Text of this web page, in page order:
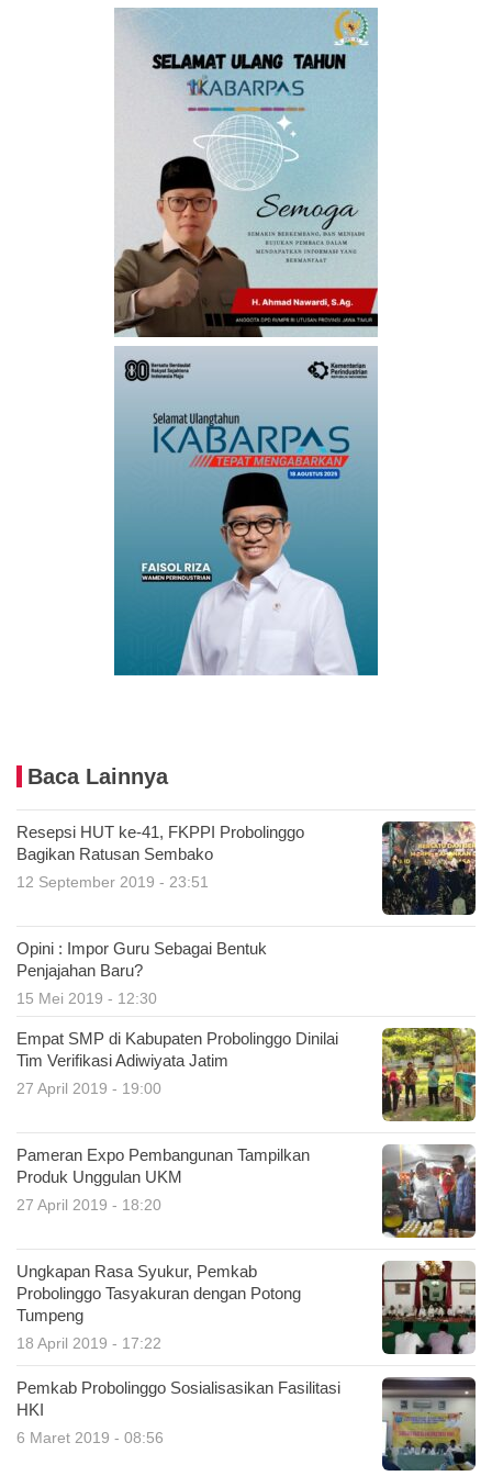
Baca Lainnya
Resepsi HUT ke-41, FKPPI Probolinggo
Bagikan Ratusan Sembako
12 September 2019 - 23:51
Opini : Impor Guru Sebagai Bentuk
Penjajahan Baru?
15 Mei 2019 - 12:30
Empat SMP di Kabupaten Probolinggo Dinilai
Tim Verifikasi Adiwiyata Jatim
27 April 2019 - 19:00
Pameran Expo Pembangunan Tampilkan
Produk Unggulan UKM
27 April 2019 - 18:20
Ungkapan Rasa Syukur, Pemkab
Probolinggo Tasyakuran dengan Potong
Tumpeng
18 April 2019 - 17:22
Pemkab Probolinggo Sosialisasikan Fasilitasi
HKI
6 Maret 2019 - 08:56